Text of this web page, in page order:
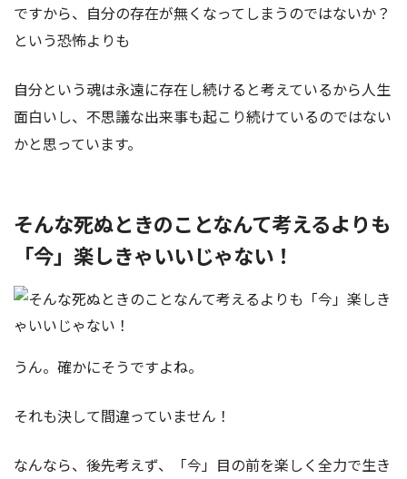
ですから、自分の存在が無くなってしまうのではないか？
という恐怖よりも
自分という魂は永遠に存在し続けると考えているから人生
面白いし、不思議な出来事も起こり続けているのではない
かと思っています。
そんな死ぬときのことなんて考えるよりも
「今」楽しきゃいいじゃない！
うん。確かにそうですよね。
それも決して間違っていません！
なんなら、後先考えず、「今」目の前を楽しく全力で生き